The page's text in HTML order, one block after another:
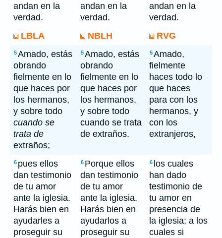
andan en la
verdad.
andan en la
verdad.
andan en la
verdad.
LBLA
NBLH RVG
5Amado, estás
obrando
fielmente en lo
que haces por
los hermanos,
y sobre todo
cuando se
trata de
extraños;
5Amado, estás
obrando
fielmente en lo
que haces por
los hermanos,
y sobre todo
cuando se trata
de extraños.
5Amado,
fielmente
haces todo lo
que haces
para con los
hermanos, y
con los
extranjeros,
6 pues ellos
dan testimonio
de tu amor
ante la iglesia.
Harás bien en
ayudarles a
proseguir su
6 Porque ellos
dan testimonio
de tu amor
ante la iglesia.
Harás bien en
ayudarlos a
proseguir su
6 los cuales
han dado
testimonio de
tu amor en
presencia de
la iglesia; a los
cuales si